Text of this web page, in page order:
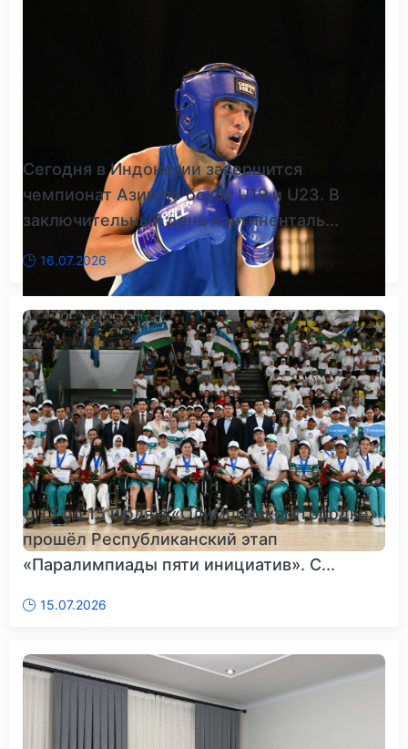
Сегодня в Индонезии завершится
чемпионат Азии по боксу U19 и U23. В
заключительный день континенталь...
16.07.2026
С 13 по 15 июля в «Олимпийском городке»
прошёл Республиканский этап
«Паралимпиады пяти инициатив». С...
15.07.2026